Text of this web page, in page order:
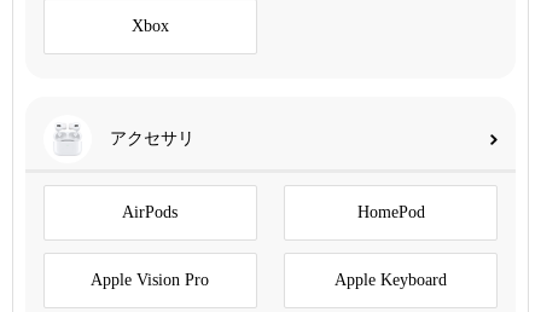
Xbox
アクセサリ
AirPods HomePod
Apple Vision Pro Apple Keyboard